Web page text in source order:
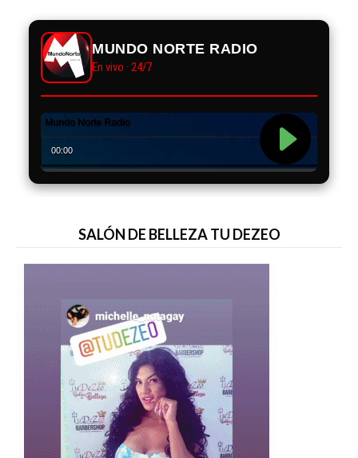
MUNDO NORTE RADIO
En vivo · 24/7
SALÓN DE BELLEZA TU DEZEO